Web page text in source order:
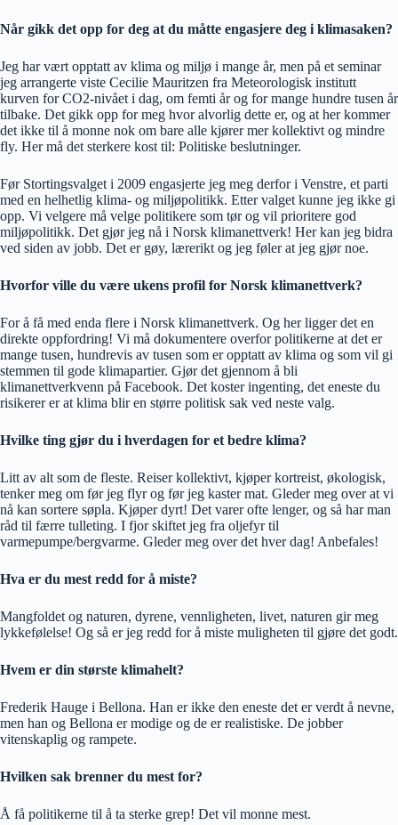
Når gikk det opp for deg at du måtte engasjere deg i klimasaken?
Jeg har vært opptatt av klima og miljø i mange år, men på et seminar
jeg arrangerte viste Cecilie Mauritzen fra Meteorologisk institutt
kurven for CO2-nivået i dag, om femti år og for mange hundre tusen år
tilbake. Det gikk opp for meg hvor alvorlig dette er, og at her kommer
det ikke til å monne nok om bare alle kjører mer kollektivt og mindre
fly. Her må det sterkere kost til: Politiske beslutninger.
Før Stortingsvalget i 2009 engasjerte jeg meg derfor i Venstre, et parti
med en helhetlig klima- og miljøpolitikk. Etter valget kunne jeg ikke gi
opp. Vi velgere må velge politikere som tør og vil prioritere god
miljøpolitikk. Det gjør jeg nå i Norsk klimanettverk! Her kan jeg bidra
ved siden av jobb. Det er gøy, lærerikt og jeg føler at jeg gjør noe.
Hvorfor ville du være ukens profil for Norsk klimanettverk?
For å få med enda flere i Norsk klimanettverk. Og her ligger det en
direkte oppfordring! Vi må dokumentere overfor politikerne at det er
mange tusen, hundrevis av tusen som er opptatt av klima og som vil gi
stemmen til gode klimapartier. Gjør det gjennom å bli
klimanettverkvenn på Facebook. Det koster ingenting, det eneste du
risikerer er at klima blir en større politisk sak ved neste valg.
Hvilke ting gjør du i hverdagen for et bedre klima?
Litt av alt som de fleste. Reiser kollektivt, kjøper kortreist, økologisk,
tenker meg om før jeg flyr og før jeg kaster mat. Gleder meg over at vi
nå kan sortere søpla. Kjøper dyrt! Det varer ofte lenger, og så har man
råd til færre tulleting. I fjor skiftet jeg fra oljefyr til
varmepumpe/bergvarme. Gleder meg over det hver dag! Anbefales!
Hva er du mest redd for å miste?
Mangfoldet og naturen, dyrene, vennligheten, livet, naturen gir meg
lykkefølelse! Og så er jeg redd for å miste muligheten til gjøre det godt.
Hvem er din største klimahelt?
Frederik Hauge i Bellona. Han er ikke den eneste det er verdt å nevne,
men han og Bellona er modige og de er realistiske. De jobber
vitenskaplig og rampete.
Hvilken sak brenner du mest for?
Å få politikerne til å ta sterke grep! Det vil monne mest.